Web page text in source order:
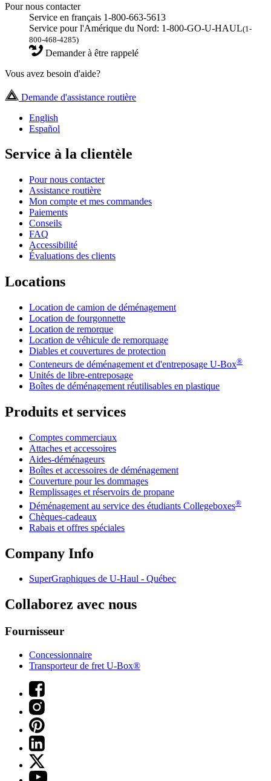
Pour nous contacter
Service en français 1-800-663-5613
Service pour l'Amérique du Nord: 1-800-GO-U-HAUL(1-
800-468-4285)
Demander à être rappelé
Vous avez besoin d'aide?
Demande d'assistance routière
English
Español
Service à la clientèle
Pour nous contacter
Assistance routière
Mon compte et mes commandes
Paiements
Conseils
FAQ
Accessibilité
Évaluations des clients
Locations
Location de camion de déménagement
Location de fourgonnette
Location de remorque
Location de véhicule de remorquage
Diables et couvertures de protection
Conteneurs de déménagement et d'entreposage U-Box®
Unités de libre-entreposage
Boîtes de déménagement réutilisables en plastique
Produits et services
Comptes commerciaux
Attaches et accessoires
Aides-déménageurs
Boîtes et accessoires de déménagement
Couverture pour les dommages
Remplissages et réservoirs de propane
Déménagement au service des étudiants Collegeboxes®
Chèques-cadeaux
Rabais et offres spéciales
Company Info
SuperGraphiques de U-Haul - Québec
Collaborez avec nous
Fournisseur
Concessionnaire
Transporteur de fret U-Box®